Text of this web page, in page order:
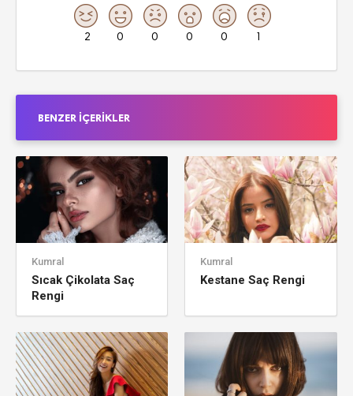
2 0 0 0 0 1
BENZER İÇERIKLER
Kumral
Sıcak Çikolata Saç
Rengi
Kumral
Kestane Saç Rengi